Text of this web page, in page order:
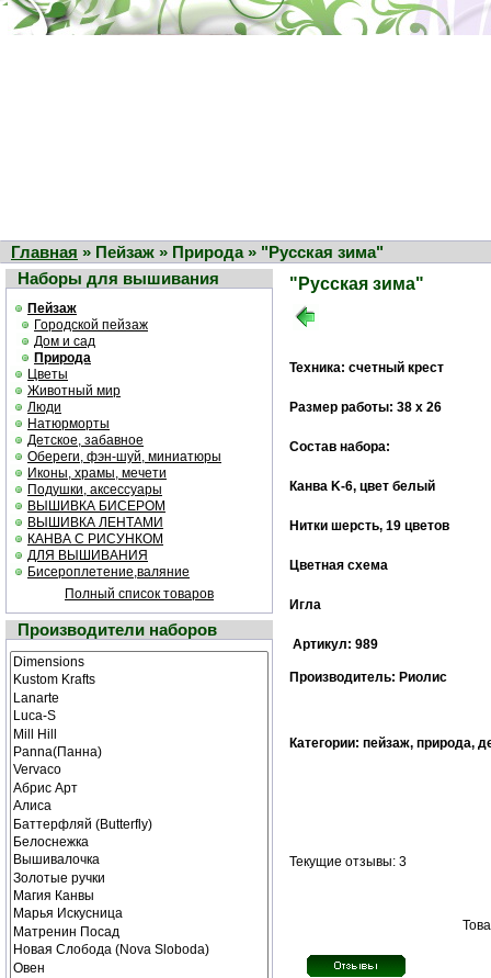
Главная » Пейзаж » Природа » "Русская зима"
Наборы для вышивания
Пейзаж
Городской пейзаж
Дом и сад
Природа
Цветы
Животный мир
Люди
Натюрморты
Детское, забавное
Обереги, фэн-шуй, миниатюры
Иконы, храмы, мечети
Подушки, аксессуары
ВЫШИВКА БИСЕРОМ
ВЫШИВКА ЛЕНТАМИ
КАНВА С РИСУНКОМ
ДЛЯ ВЫШИВАНИЯ
Бисероплетение,валяние
Полный список товаров
Производители наборов
"Русская зима"
Техника: счетный крест
Размер работы: 38 х 26
Состав набора:
Канва K-6, цвет белый
Нитки шерсть, 19 цветов
Цветная cхема
Игла
Артикул: 989
Производитель: Риолис
Категории: пейзаж, природа,
Текущие отзывы: 3